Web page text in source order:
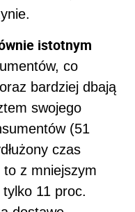
istotnym
co
bardziej dbają
swojego
(51
czas
to z mniejszym
11 proc.